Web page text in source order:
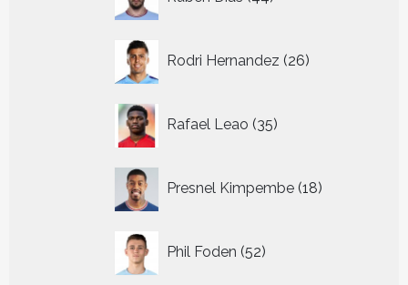
producten
Rodri Hernandez 26
producten
Rafael Leao 35
producten
Presnel Kimpembe 18
producten
Phil Foden 52
producten